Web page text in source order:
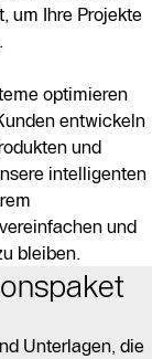
um Ihre Projekte
optimieren
entwickeln
und
intelligenten
und
bleiben.
Unterlagen, die